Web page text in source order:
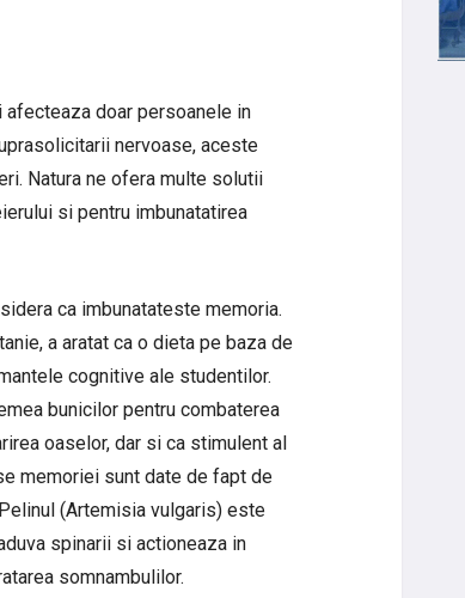
doar persoanele in
nervoase, aceste
Natura ne ofera multe solutii
si pentru imbunatatirea
ca imbunatateste memoria.
a aratat ca o dieta pe baza de
cognitive ale studentilor.
bunicilor pentru combaterea
oaselor, dar si ca stimulent al
memoriei sunt date de fapt de
(Artemisia vulgaris) este
spinarii si actioneaza in
somnambulilor.